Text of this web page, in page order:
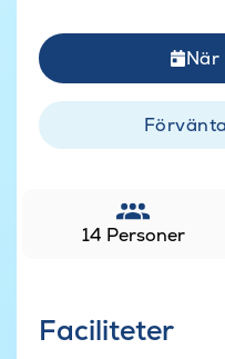
När
14 Personer
Faciliteter